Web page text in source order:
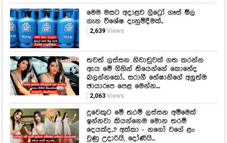
මෙම මසට අදාළව ලිට්‍රෝ ගෑස් මිල
ගැන විශේෂ දැනුම්දීමක්..
2,639Views
තවත් ලස්සන නිවාඩුවක් ගත කරන්න
ඇය මේ ගිහින් තියෙන්නේ කොහේද
බලන්නකෝ.. සරාගී හේෂානිගේ අලුත්ම
ඡායාරූප පෙළ මෙන්න....
2,063Views
දුවෙකුට මේ තරම් ලස්සන අම්මෙක්
ඉන්නවා කියන්නෙම මොන තරම්
දෙයක්ද..? අක්කා - නගෝ වගේ ළං
වුණු උදාරියි, දෝණියි...